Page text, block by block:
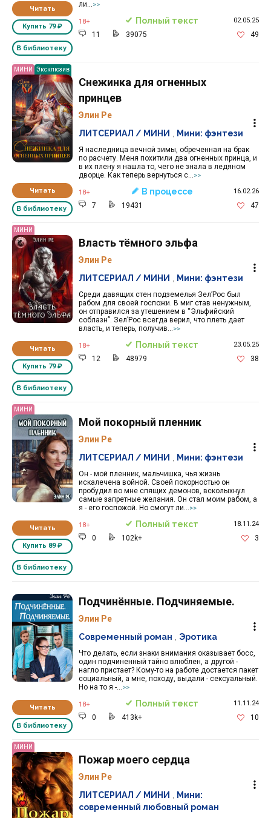
Читать
Купить 79 ₽
В библиотеку
ли... >>
18+ Полный текст 02.05.25
11 39075 49
МИНИ Эксклюзив
Читать
В библиотеку
Снежинка для огненных
принцев
Элин Ре
Я наследница вечной зимы, обреченная на брак
по расчету. Меня похитили два огненных принца, и
в их плену я нашла то, чего не знала в ледяном
дворце. Как теперь вернуться с...
>>
ЛИТСЕРИАЛ / МИНИ Мини: фэнтези
18+ В процессе 16.02.26
7 19431 47
МИНИ
Читать
Купить 79 ₽
В библиотеку
Власть тёмного эльфа
Элин Ре
Среди давящих стен подземелья Зел’Рос был
рабом для своей госпожи. В миг став ненужным,
он отправился за утешением в “Эльфийский
соблазн”. Зел’Рос всегда верил, что плеть дает
власть, и теперь, получив...
>>
ЛИТСЕРИАЛ / МИНИ Мини: фэнтези
18+ Полный текст 23.05.25
12 48979 38
МИНИ
Читать
Купить 89 ₽
В библиотеку
Мой покорный пленник
Элин Ре
Он - мой пленник, мальчишка, чья жизнь
искалечена войной. Своей покорностью он
пробудил во мне спящих демонов, всколыхнул
самые запретные желания. Он стал моим рабом, а
я - его госпожой. Но смогут ли...
>>
ЛИТСЕРИАЛ / МИНИ Мини: фэнтези
18+ Полный текст 18.11.24
0 102k+ 3
Читать
В библиотеку
Подчинённые. Подчиняемые.
Элин Ре
Что делать, если знаки внимания оказывает босс,
один подчиненный тайно влюблен, а другой -
нагло пристает? Кому-то на работе достается пакет
социальный, а мне, походу, выдали - сексуальный.
Но на то я -...
>>
Современный роман Эротика
18+ Полный текст 11.11.24
0 413k+ 10
МИНИ
Пожар моего сердца
Элин Ре
ЛИТСЕРИАЛ / МИНИ
Мини:
современный любовный роман